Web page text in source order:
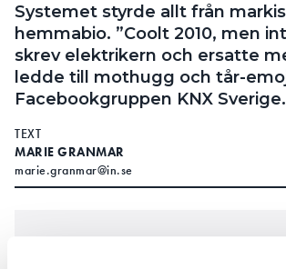
Systemet styrde allt från
hemmabio. ”Coolt 2010, men
skrev elektrikern och ersatte
ledde till mothugg och tår-
Facebookgruppen KNX Sverige.
TEXT
MARIE GRANMAR
marie.granmar@in.se
ARTIKELN I KORTHET /